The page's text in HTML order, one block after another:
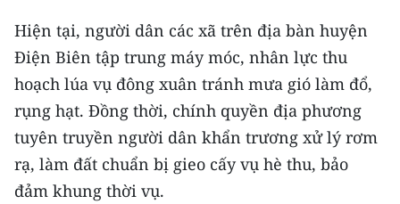
Hiện tại, người dân các xã trên địa bàn huyện
Điện Biên tập trung máy móc, nhân lực thu
hoạch lúa vụ đông xuân tránh mưa gió làm đổ,
rụng hạt. Đồng thời, chính quyền địa phương
tuyên truyền người dân khẩn trương xử lý rơm
rạ, làm đất chuẩn bị gieo cấy vụ hè thu, bảo
đảm khung thời vụ.